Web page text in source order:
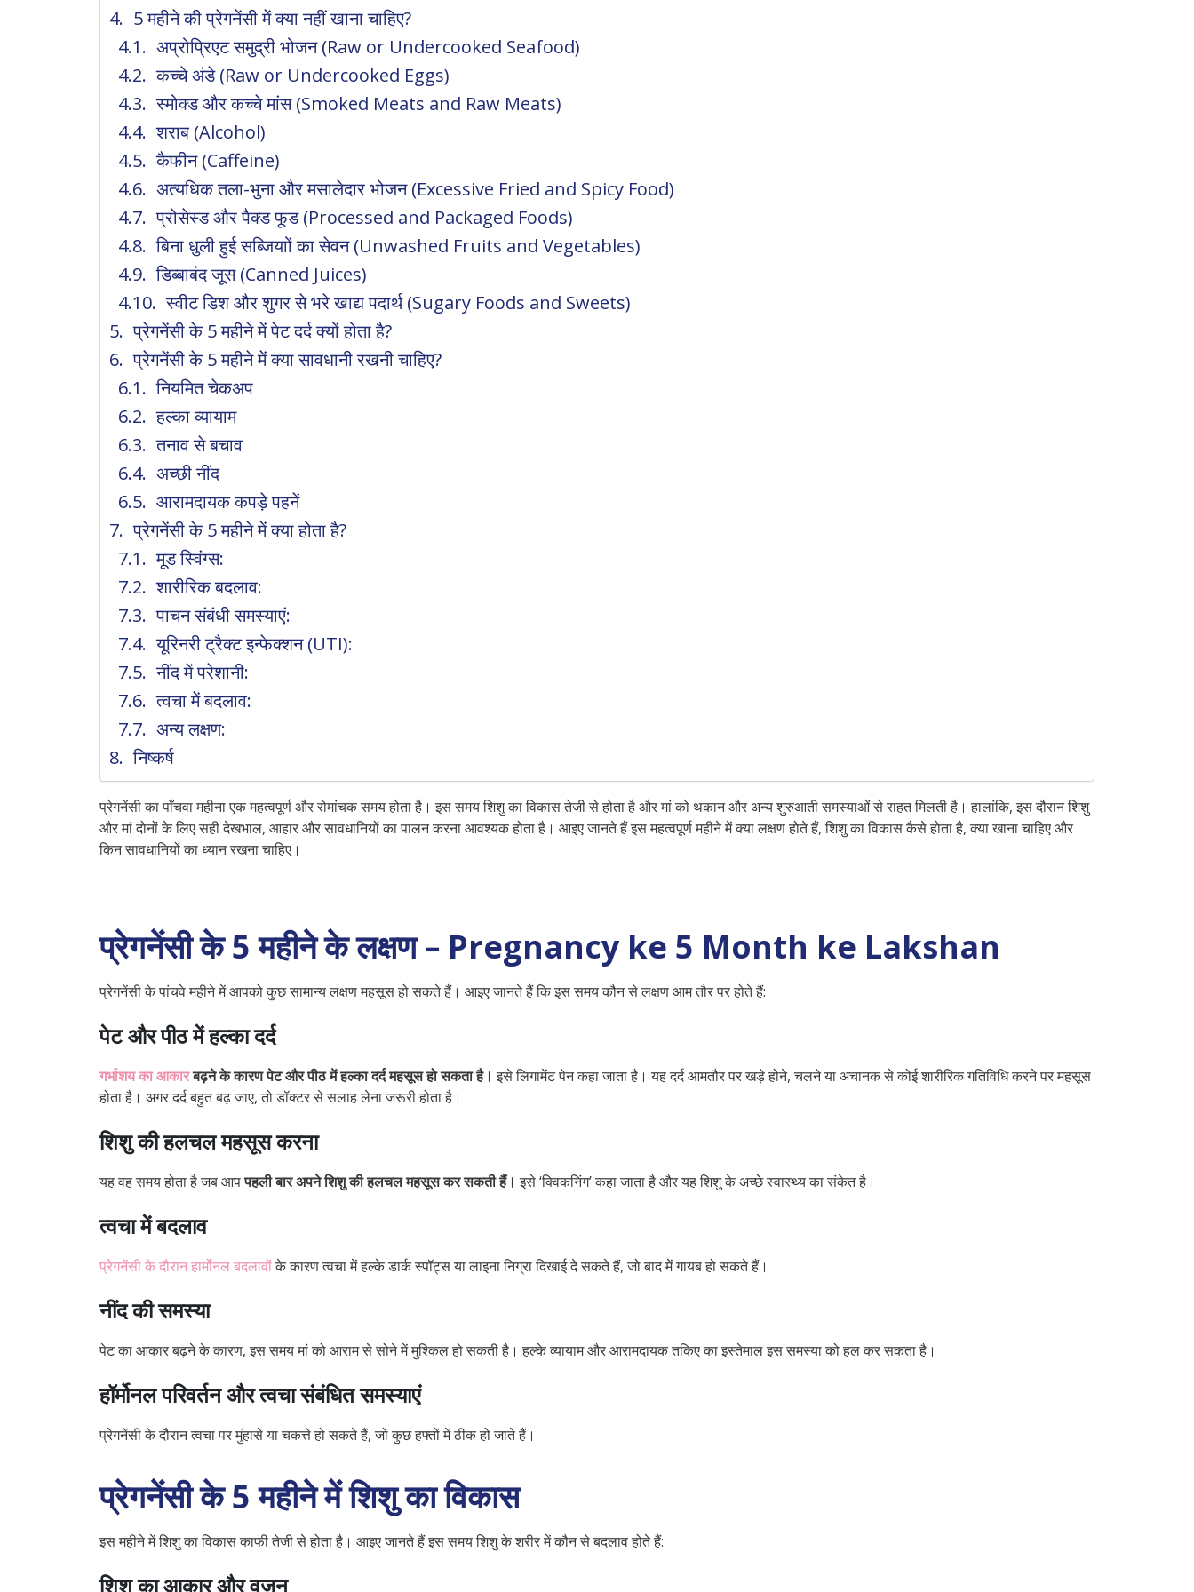
5 महीने की प्रेगनेंसी में क्या नहीं खाना चाहिए?
अप्रोप्रिएट समुद्री भोजन (Raw or Undercooked Seafood)
कच्चे अंडे (Raw or Undercooked Eggs)
स्मोक्ड और कच्चे मांस (Smoked Meats and Raw Meats)
शराब (Alcohol)
कैफीन (Caffeine)
अत्यधिक तला-भुना और मसालेदार भोजन (Excessive Fried and Spicy Food)
प्रोसेस्ड और पैक्ड फूड (Processed and Packaged Foods)
बिना धुली हुई सब्जियाों का सेवन (Unwashed Fruits and Vegetables)
डिब्बाबंद जूस (Canned Juices)
स्वीट डिश और शुगर से भरे खाद्य पदार्थ (Sugary Foods and Sweets)
प्रेगनेंसी के 5 महीने में पेट दर्द क्यों होता है?
प्रेगनेंसी के 5 महीने में क्या सावधानी रखनी चाहिए?
नियमित चेकअप
हल्का व्यायाम
तनाव से बचाव
अच्छी नींद
आरामदायक कपड़े पहनें
प्रेगनेंसी के 5 महीने में क्या होता है?
मूड स्विंग्स:
शारीरिक बदलाव:
पाचन संबंधी समस्याएं:
यूरिनरी ट्रैक्ट इन्फेक्शन (UTI):
नींद में परेशानी:
त्वचा में बदलाव:
अन्य लक्षण:
निष्कर्ष
प्रेगनेंसी का पाँचवा महीना एक महत्वपूर्ण और रोमांचक समय होता है। इस समय शिशु का विकास तेजी से होता है और मां को थकान और अन्य शुरुआती समस्याओं से राहत मिलती है। हालांकि, इस दौरान शिशु
और मां दोनों के लिए सही देखभाल, आहार और सावधानियों का पालन करना आवश्यक होता है। आइए जानते हैं इस महत्वपूर्ण महीने में क्या लक्षण होते हैं, शिशु का विकास कैसे होता है, क्या खाना चाहिए और
किन सावधानियों का ध्यान रखना चाहिए।
प्रेगनेंसी के 5 महीने के लक्षण – Pregnancy ke 5 Month ke Lakshan
प्रेगनेंसी के पांचवे महीने में आपको कुछ सामान्य लक्षण महसूस हो सकते हैं। आइए जानते हैं कि इस समय कौन से लक्षण आम तौर पर होते हैं:
पेट और पीठ में हल्का दर्द
गर्भाशय का आकारबढ़ने के कारण पेट और पीठ में हल्का दर्द महसूस हो सकता है। इसे लिगामेंट पेन कहा जाता है। यह दर्द आमतौर पर खड़े होने, चलने या अचानक से कोई शारीरिक गतिविधि करने पर महसूस
होता है। अगर दर्द बहुत बढ़ जाए, तो डॉक्टर से सलाह लेना जरूरी होता है।
शिशु की हलचल महसूस करना
यह वह समय होता है जब आपपहली बार अपने शिशु की हलचल महसूस कर सकती हैं। इसे ‘क्विकनिंग’ कहा जाता है और यह शिशु के अच्छे स्वास्थ्य का संकेत है।
त्वचा में बदलाव
प्रेगनेंसी के दौरान हार्मोनल बदलावोंके कारण त्वचा में हल्के डार्क स्पॉट्स या लाइना निग्रा दिखाई दे सकते हैं, जो बाद में गायब हो सकते हैं।
नींद की समस्या
पेट का आकार बढ़ने के कारण, इस समय मां को आराम से सोने में मुश्किल हो सकती है। हल्के व्यायाम और आरामदायक तकिए का इस्तेमाल इस समस्या को हल कर सकता है।
हॉर्मोनल परिवर्तन और त्वचा संबंधित समस्याएं
प्रेगनेंसी के दौरान त्वचा पर मुंहासे या चकत्ते हो सकते हैं, जो कुछ हफ्तों में ठीक हो जाते हैं।
प्रेगनेंसी के 5 महीने में शिशु का विकास
इस महीने में शिशु का विकास काफी तेजी से होता है। आइए जानते हैं इस समय शिशु के शरीर में कौन से बदलाव होते हैं:
शिशु का आकार और वजन